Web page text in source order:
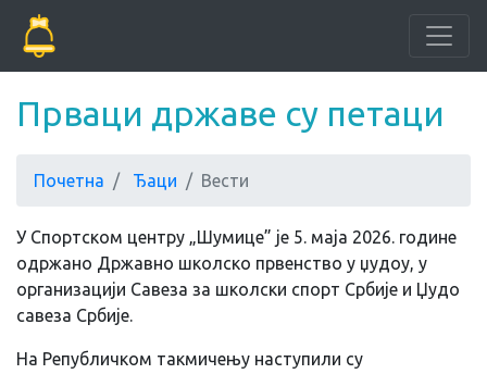
Прваци државе су петаци
Почетна Ђаци Вести
У Спортском центру „Шумице” је 5. маја 2026. године
одржано Државно школско првенство у џудоу, у
организацији Савеза за школски спорт Србије и Џудо
савеза Србије.
На Републичком такмичењу наступили су